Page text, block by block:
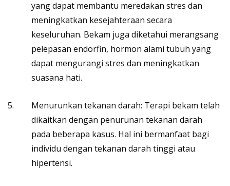
yang dapat membantu meredakan stres dan
meningkatkan kesejahteraan secara
keseluruhan. Bekam juga diketahui merangsang
pelepasan endorfin, hormon alami tubuh yang
dapat mengurangi stres dan meningkatkan
suasana hati.
Menurunkan tekanan darah: Terapi bekam telah
dikaitkan dengan penurunan tekanan darah
pada beberapa kasus. Hal ini bermanfaat bagi
individu dengan tekanan darah tinggi atau
hipertensi.